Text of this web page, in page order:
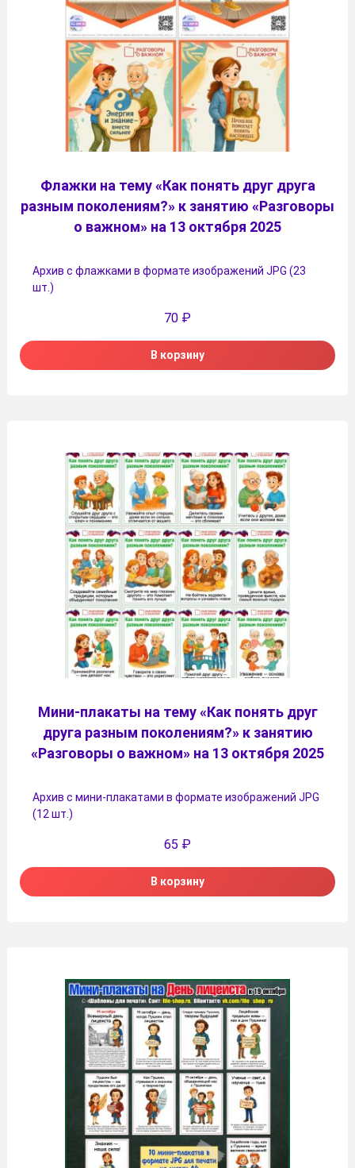
Флажки на тему «Как понять друг друга
разным поколениям?» к занятию «Разговоры
о важном» на 13 октября 2025
Архив с флажками в формате изображений JPG (23
шт.)
70 ₽
В корзину
Мини-плакаты на тему «Как понять друг
друга разным поколениям?» к занятию
«Разговоры о важном» на 13 октября 2025
Архив с мини-плакатами в формате изображений JPG
(12 шт.)
65 ₽
В корзину